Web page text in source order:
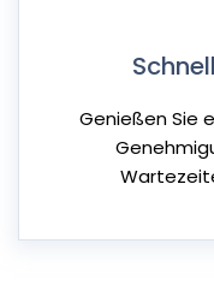
Genießen Sie